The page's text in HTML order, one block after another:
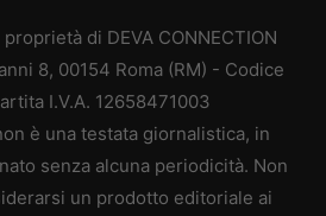
di DEVA CONNECTION
8, 00154 Roma (RM) - Codice
I.V.A. 12658471003
è una testata giornalistica, in
senza alcuna periodicità. Non
un prodotto editoriale ai